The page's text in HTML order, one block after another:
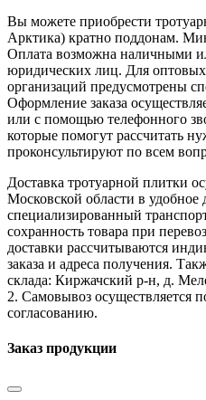
Вы можете приобрести
Арктика) кратно поддонам.
Оплата возможна наличными
юридических лиц. Для
организаций предусмотрены
Оформление заказа
или с помощью телефонного
которые помогут рассчитать
проконсультируют по всем
Доставка тротуарной плитки
Московской области в
специализированный
сохранность товара при
доставки рассчитываются
заказа и адреса получения.
склада: Киржачский р-н, д.
2. Самовывоз осуществляется
согласованию.
Заказ продукции